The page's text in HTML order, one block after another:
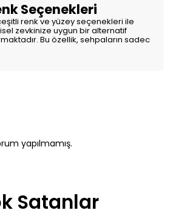
Seçenekleri
renk ve yüzey seçenekleri ile
zevkinize uygun bir alternatif
Bu özellik, sehpaların sadec
yapılmamış.
Satanlar